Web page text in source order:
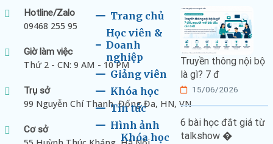
Hotline/Zalo
09468 255 95
Giờ làm việc
Thứ 2 - CN: 9 AM - 10 PM
Trụ sở
99 Nguyễn Chí Thanh, Đống Đa, HN, VN
Cơ sở
Trang chủ
Học viên &
Doanh
nghiệp
Giảng viên
Khóa học
Tin tức
Hình ảnh
Khóa học
Truyền thông nội bộ
là gì? 7 đ
15/06/2026
6 bài học đắt giá từ
talkshow �